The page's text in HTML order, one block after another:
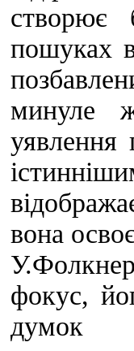
створює
пошуках
минуле
вона
фокус,
думок